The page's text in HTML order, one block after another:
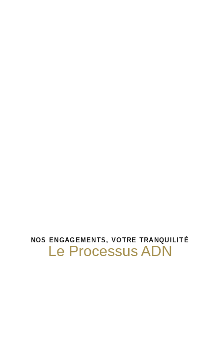
NOS ENGAGEMENTS, VOTRE TRANQUILITÉ
Le Processus ADN